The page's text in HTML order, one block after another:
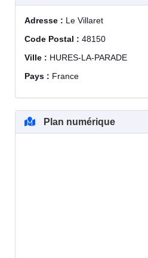
Adresse : Le Villaret
Code Postal : 48150
Ville : HURES-LA-PARADE
Pays : France
Plan numérique